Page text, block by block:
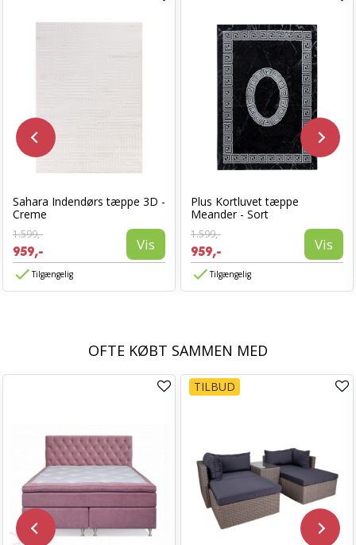
Sahara Indendørs tæppe 3D -
Creme
1.599,-
959,- Vis
Tilgængelig
Plus Kortluvet tæppe
Meander - Sort
1.599,-
959,- Vis
Tilgængelig
OFTE KØBT SAMMEN MED
TILBUD